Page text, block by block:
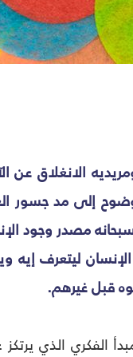
الانغلاق عن
إلى مد جسور
سبحانه مصدر وجود
ليتعرف إيه
قبل غيرهم.
الفكري الذي